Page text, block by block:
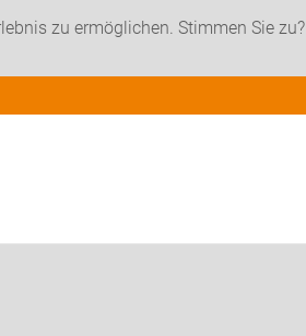
zu ermöglichen. Stimmen Sie zu?